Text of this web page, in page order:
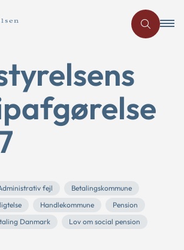
fejl
Betalingskommune
Handlekommune
Pension
Danmark
Lov om social pension